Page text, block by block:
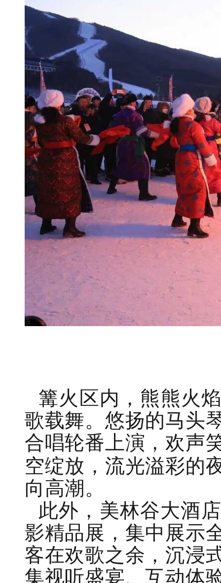
篝火区内，熊熊火
歌载舞。悠扬的马头
合唱轮番上演，欢声
空绽放，流光溢彩的
向高潮。
此外，美林谷大酒
影精品展，集中展示
客在欢歌之余，沉浸
集视听盛宴、互动体